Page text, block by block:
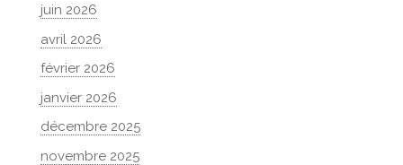
juin 2026
avril 2026
février 2026
janvier 2026
décembre 2025
novembre 2025